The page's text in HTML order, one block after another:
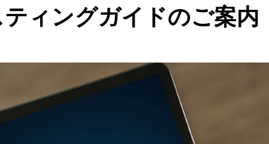
ィングガイドのご案内